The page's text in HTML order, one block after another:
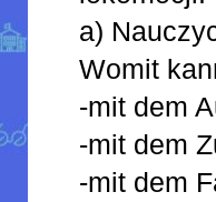
a)
Womit
-mit dem
-mit dem
-mit dem